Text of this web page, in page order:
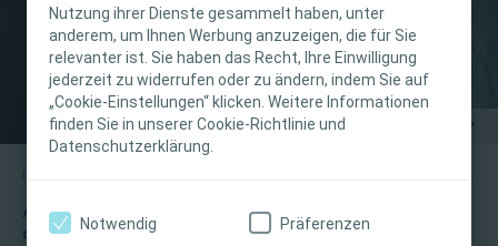
Nutzung ihrer Dienste gesammelt haben, unter
anderem, um Ihnen Werbung anzuzeigen, die für Sie
relevanter ist. Sie haben das Recht, Ihre Einwilligung
jederzeit zu widerrufen oder zu ändern, indem Sie auf
„Cookie-Einstellungen“ klicken. Weitere Informationen
finden Sie in unserer Cookie-Richtlinie und
Datenschutzerklärung.
Notwendig Präferenzen
bestimmt. Coloplast bietet keinen individuellen
medizinischen Rat. Die Verantwortung für die
individuelle Patientenversorgung liegt bei den
medizinischen Fachpersonen. Detaillierte
Produktinformationen zu den vorgestellten
Produkten, einschliesslich Anwendungshinweise,
Vorsichtsmassnahmen und Warnhinweisen,
finden Sie in der Gebrauchsanweisung (IFU) des
Altis® procedure with conscious sedation and local
anesthesia by Dr. Ty Erickson